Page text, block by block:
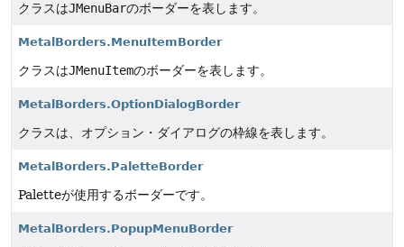
クラスはJMenuBarのボーダーを表します。
MetalBorders.MenuItemBorder
クラスはJMenuItemのボーダーを表します。
MetalBorders.OptionDialogBorder
クラスは、オプション・ダイアログの枠線を表します。
MetalBorders.PaletteBorder
Paletteが使用するボーダーです。
MetalBorders.PopupMenuBorder